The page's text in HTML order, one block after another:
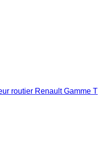
routier Renault Gamme T